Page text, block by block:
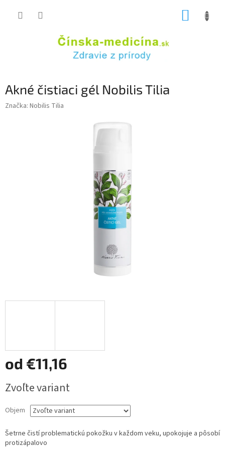
Akné čistiaci gél Nobilis Tilia
Značka: Nobilis Tilia
od €11,16
cena:
Zvoľte variant
Objem
Šetrne čistí problematickú pokožku v každom veku, upokojuje a pôsobí
protizápalovo